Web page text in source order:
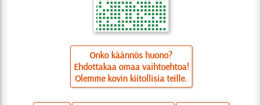
Onko käännös huono?
Ehdottakaa omaa vaihtoehtoa!
Olemme kovin kiitollisia teille.